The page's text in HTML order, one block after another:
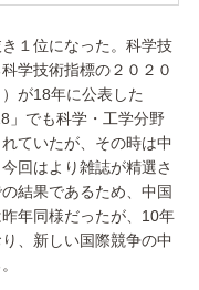
１位になった。科学技
学技術指標の２０２０
が18年に公表した
」でも科学・工学分野
ていたが、その時は中
回はより雑誌が精選さ
結果であるため、中国
年同様だったが、10年
、新しい国際競争の中